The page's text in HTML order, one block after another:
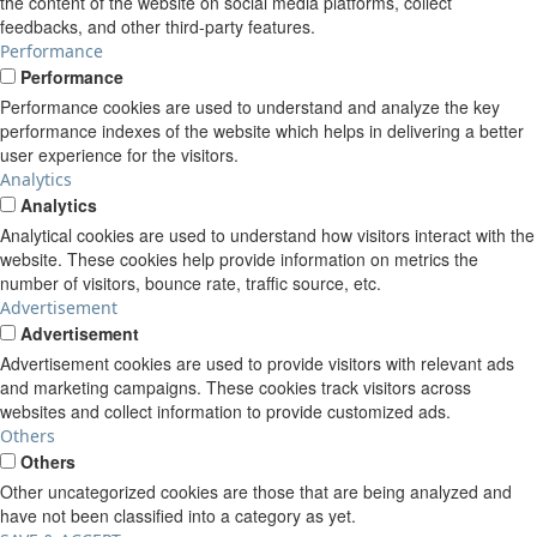
feedbacks, and other third-party features.
Performance
Performance
Performance cookies are used to understand and analyze the key
performance indexes of the website which helps in delivering a better
user experience for the visitors.
Analytics
Analytics
Analytical cookies are used to understand how visitors interact with the
website. These cookies help provide information on metrics the
number of visitors, bounce rate, traffic source, etc.
Advertisement
Advertisement
Advertisement cookies are used to provide visitors with relevant ads
and marketing campaigns. These cookies track visitors across
websites and collect information to provide customized ads.
Others
Others
Other uncategorized cookies are those that are being analyzed and
have not been classified into a category as yet.